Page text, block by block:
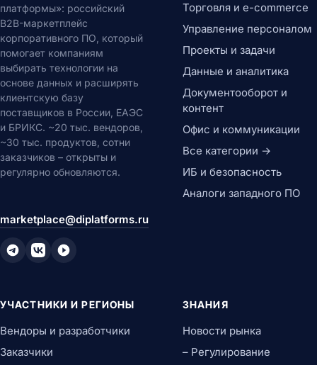
платформы»: российский
B2B-маркетплейс
корпоративного ПО, который
помогает компаниям
выбирать технологии на
основе данных и расширять
клиентскую базу
поставщиков в России, ЕАЭС
и БРИКС. ~20 тыс. вендоров,
~30 тыс. продуктов, сотни
заказчиков – открыты и
регулярно обновляются.
marketplace@diplatforms.ru
Торговля и e-commerce
Управление персоналом
Проекты и задачи
Данные и аналитика
Документооборот и
контент
Офис и коммуникации
Все категории →
ИБ и безопасность
Аналоги западного ПО
УЧАСТНИКИ И РЕГИОНЫ
Вендоры и разработчики
Заказчики
ЗНАНИЯ
Новости рынка
– Регулирование